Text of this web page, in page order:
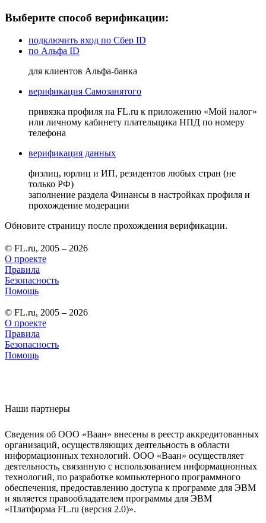
Выберите способ верификации:
подключить вход по Сбер ID
по Альфа ID
для клиентов Альфа-банка
верификация Самозанятого
привязка профиля на FL.ru к приложению «Мой налог»
или личному кабинету плательщика НПД по номеру
телефона
верификация данных
физлиц, юрлиц и ИП, резидентов любых стран (не
только РФ)
заполнение раздела Финансы в настройках профиля и
прохождение модерации
Обновите страницу после прохождения верификации.
© FL.ru, 2005 – 2026
О проекте
Правила
Безопасность
Помощь
© FL.ru, 2005 – 2026
О проекте
Правила
Безопасность
Помощь
Наши партнеры
Сведения об ООО «Ваан» внесены в реестр аккредитованных
организаций, осуществляющих деятельность в области
информационных технологий. ООО «Ваан» осуществляет
деятельность, связанную с использованием информационных
технологий, по разработке компьютерного программного
обеспечения, предоставлению доступа к программе для ЭВМ
и является правообладателем программы для ЭВМ
«Платформа FL.ru (версия 2.0)».